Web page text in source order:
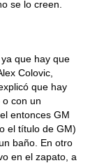
se lo creen.
que hay que
Colovic,
que hay
con un
entonces GM
el título de GM)
baño. En otro
en el zapato, a